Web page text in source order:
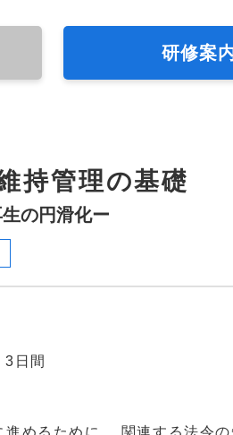
研修案
持管理の基礎
の円滑化ー
日間
めるために、 関連する法令